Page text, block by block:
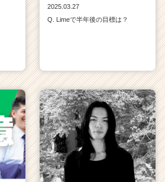
2025.03.27
Q. Limeで半年後の目標は？